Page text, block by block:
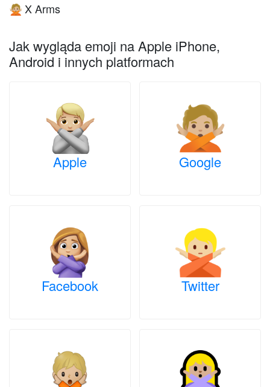
🙅🏼 X Arms
Jak wygląda emoji na Apple iPhone,
Android i innych platformach
Apple Google
Facebook Twitter